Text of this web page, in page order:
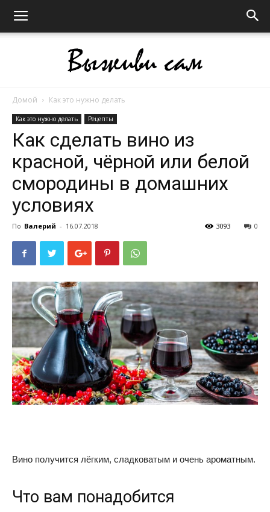
сам
Домой Как это нужно делать
Как это нужно делать Рецепты
Как сделать вино из
красной, чёрной или белой
смородины в домашних
условиях
По Валерий - 16.07.2018 0
3093
Вино получится лёгким, сладковатым и очень ароматным.
Что вам понадобится